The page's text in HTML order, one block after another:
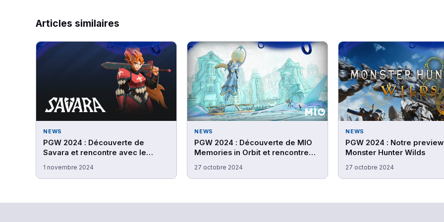
Articles similaires
NEWS
PGW 2024 : Découverte de
Savara et rencontre avec le
1 novembre 2024
NEWS
PGW 2024 : Découverte de MIO
Memories in Orbit et rencontre
27 octobre 2024
NEWS
PGW 2024 : Notre
Monster Hunter Wilds
27 octobre 2024